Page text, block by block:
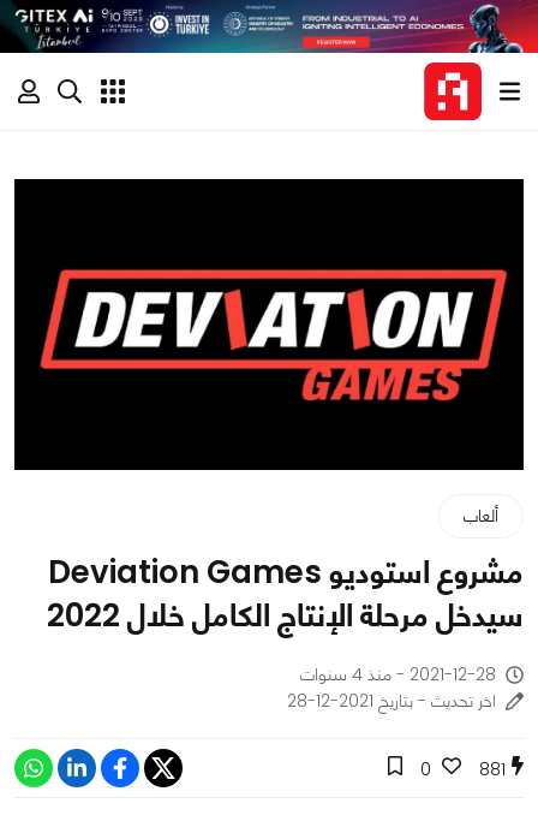
ألعاب
مشروع استوديو Deviation Games
سيدخل مرحلة الإنتاج الكامل خلال 2022
2021-12-28 - منذ 4 سنوات
اخر تحديث - بتاريخ 2021-12-28
881
0